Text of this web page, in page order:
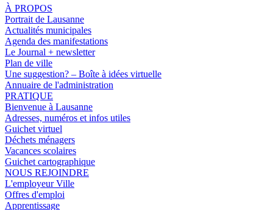
À PROPOS
Portrait de Lausanne
Actualités municipales
Agenda des manifestations
Le Journal + newsletter
Plan de ville
Une suggestion? – Boîte à idées virtuelle
Annuaire de l'administration
PRATIQUE
Bienvenue à Lausanne
Adresses, numéros et infos utiles
Guichet virtuel
Déchets ménagers
Vacances scolaires
Guichet cartographique
NOUS REJOINDRE
L'employeur Ville
Offres d'emploi
Apprentissage